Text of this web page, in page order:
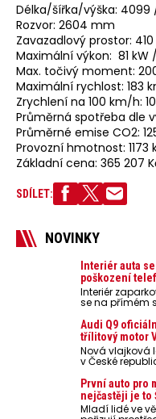
Délka/šířka/výška: 4099
Rozvor: 2604 mm
Zavazadlový prostor: 410
Maximální výkon: 81 kW
Max. točivý moment:
Maximální rychlost: 183
Zrychlení na 100 km/h:
Průměrná spotřeba dle
Průměrné emise CO2:
Provozní hmotnost: 1173
Základní cena: 365 207
SDÍLET:
NOVINKY
Interiér auta
poškození
Interiér
se na přímém
nebezpečí pro
nebo
poškodit
zvýšit riziko
Audi Q9
třílitový motor
Nová vlajková
v České
První auto pro
nejčastěji je to
Mladí lidé ve